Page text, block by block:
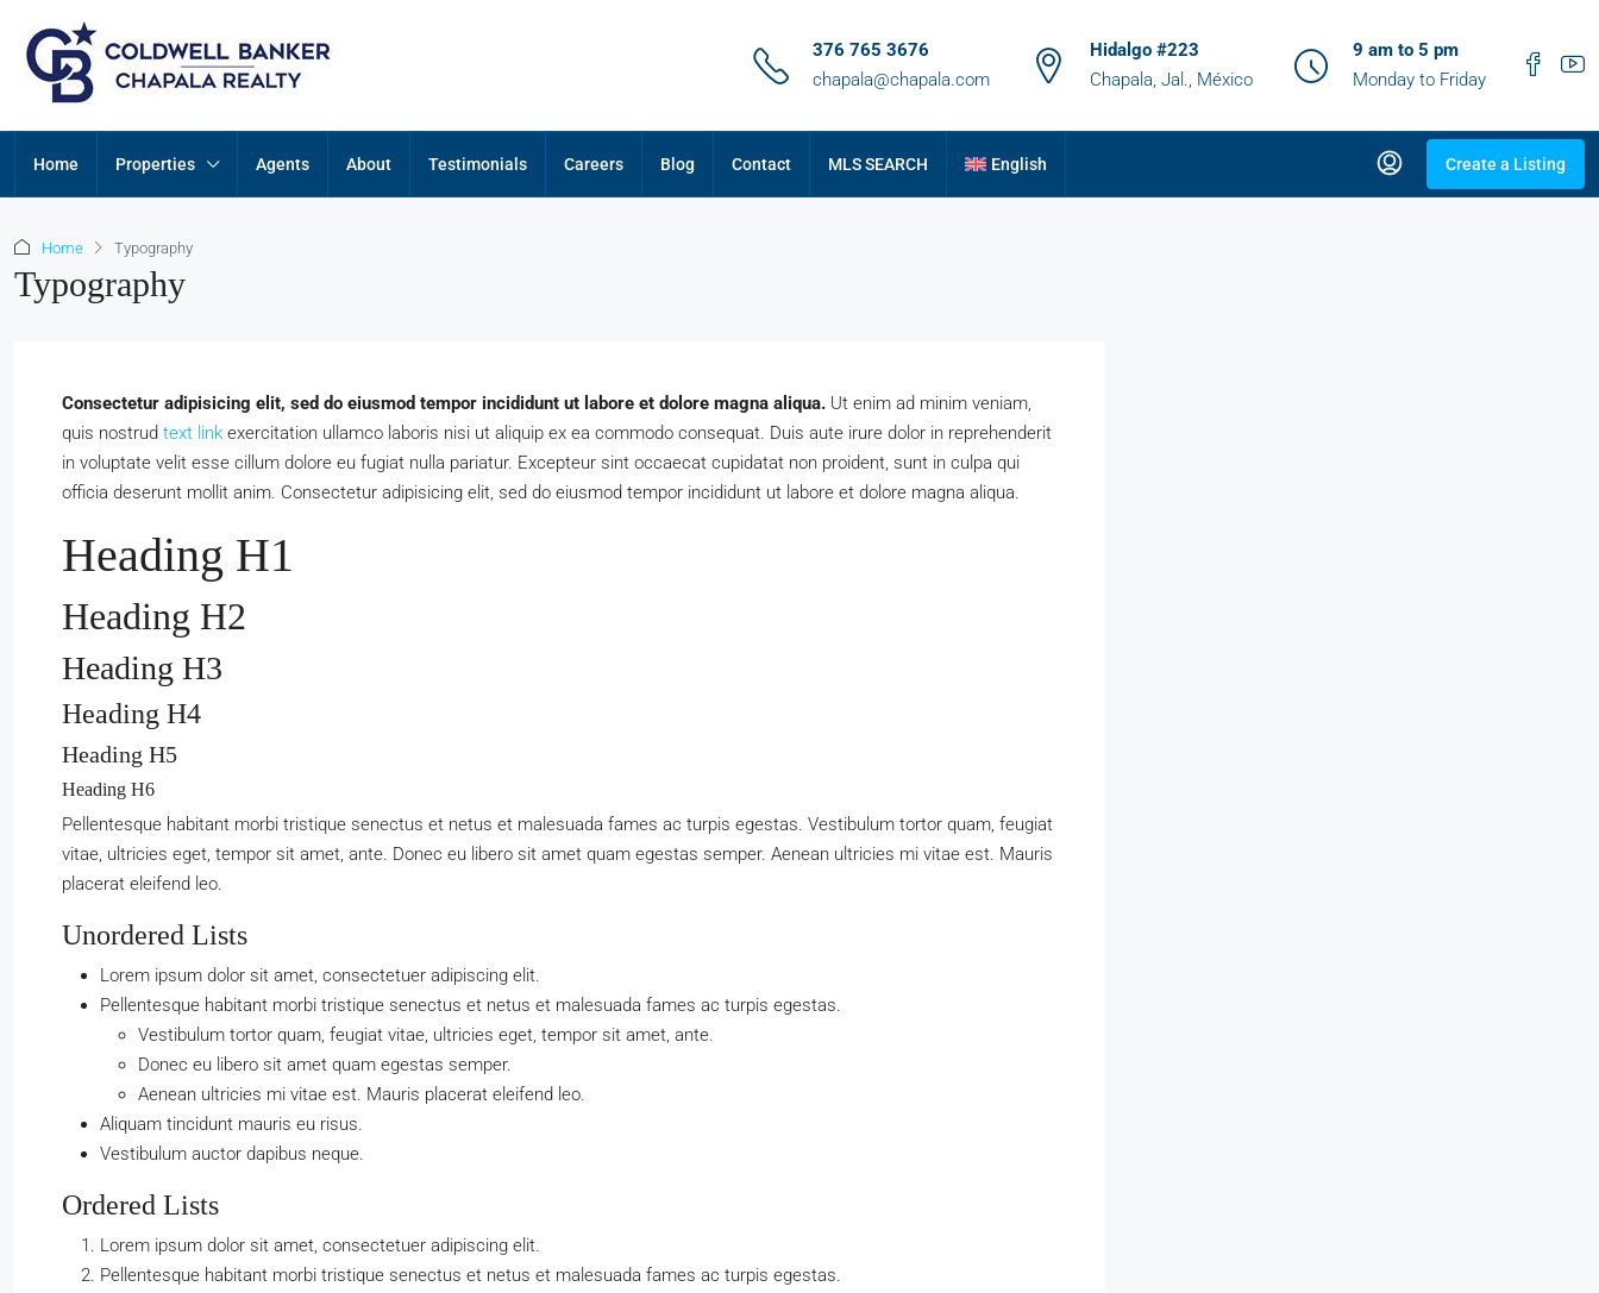
376 765 3676
chapala@chapala.com
Hidalgo #223
Chapala, Jal., México
9 am to 5 pm
Monday to Friday
Home Properties Agents About Testimonials Careers Blog Contact MLS SEARCH English Create a Listing
Home Typography
Typography
Consectetur adipisicing elit, sed do eiusmod tempor incididunt ut labore et dolore magna aliqua. Ut enim ad minim veniam,
quis nostrud text link exercitation ullamco laboris nisi ut aliquip ex ea commodo consequat. Duis aute irure dolor in reprehenderit
in voluptate velit esse cillum dolore eu fugiat nulla pariatur. Excepteur sint occaecat cupidatat non proident, sunt in culpa qui
officia deserunt mollit anim. Consectetur adipisicing elit, sed do eiusmod tempor incididunt ut labore et dolore magna aliqua.
Heading H1
Heading H2
Heading H3
Heading H4
Heading H5
Heading H6
Pellentesque habitant morbi tristique senectus et netus et malesuada fames ac turpis egestas. Vestibulum tortor quam, feugiat
vitae, ultricies eget, tempor sit amet, ante. Donec eu libero sit amet quam egestas semper. Aenean ultricies mi vitae est. Mauris
placerat eleifend leo.
Unordered Lists
Lorem ipsum dolor sit amet, consectetuer adipiscing elit.
Pellentesque habitant morbi tristique senectus et netus et malesuada fames ac turpis egestas.
Vestibulum tortor quam, feugiat vitae, ultricies eget, tempor sit amet, ante.
Donec eu libero sit amet quam egestas semper.
Aenean ultricies mi vitae est. Mauris placerat eleifend leo.
Aliquam tincidunt mauris eu risus.
Vestibulum auctor dapibus neque.
Ordered Lists
Lorem ipsum dolor sit amet, consectetuer adipiscing elit.
Pellentesque habitant morbi tristique senectus et netus et malesuada fames ac turpis egestas.